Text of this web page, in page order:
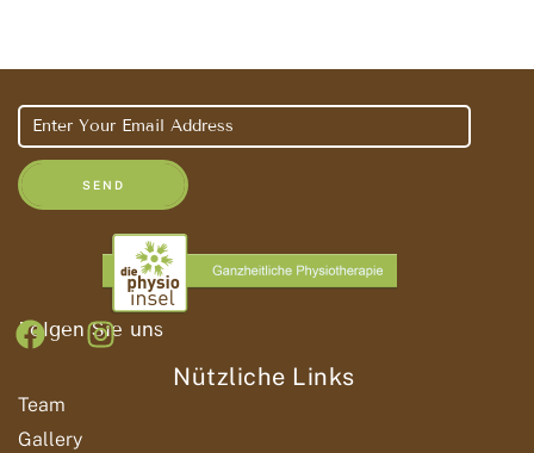
SEND
Folgen Sie uns
Nützliche Links
Team
Gallery